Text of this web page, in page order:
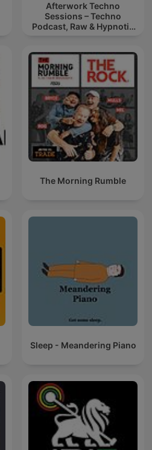
Afterwork Techno
Sessions – Techno
Podcast, Raw & Hypnotic
The Morning Rumble
Sleep - Meandering Piano